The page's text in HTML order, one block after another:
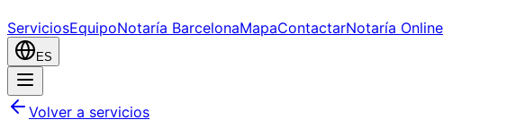
ServiciosEquipoNotaría BarcelonaMapaContactarNotaría Online
ES
Volver a servicios